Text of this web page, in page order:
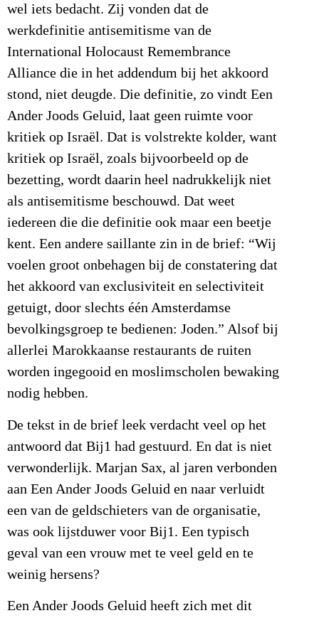
wel iets bedacht. Zij vonden dat de
werkdefinitie antisemitisme van de
International Holocaust Remembrance
Alliance die in het addendum bij het akkoord
stond, niet deugde. Die definitie, zo vindt Een
Ander Joods Geluid, laat geen ruimte voor
kritiek op Israël. Dat is volstrekte kolder, want
kritiek op Israël, zoals bijvoorbeeld op de
bezetting, wordt daarin heel nadrukkelijk niet
als antisemitisme beschouwd. Dat weet
iedereen die die definitie ook maar een beetje
kent. Een andere saillante zin in de brief: “Wij
voelen groot onbehagen bij de constatering dat
het akkoord van exclusiviteit en selectiviteit
getuigt, door slechts één Amsterdamse
bevolkingsgroep te bedienen: Joden.” Alsof bij
allerlei Marokkaanse restaurants de ruiten
worden ingegooid en moslimscholen bewaking
nodig hebben.
De tekst in de brief leek verdacht veel op het
antwoord dat Bij1 had gestuurd. En dat is niet
verwonderlijk. Marjan Sax, al jaren verbonden
aan Een Ander Joods Geluid en naar verluidt
een van de geldschieters van de organisatie,
was ook lijstduwer voor Bij1. Een typisch
geval van een vrouw met te veel geld en te
weinig hersens?
Een Ander Joods Geluid heeft zich met dit